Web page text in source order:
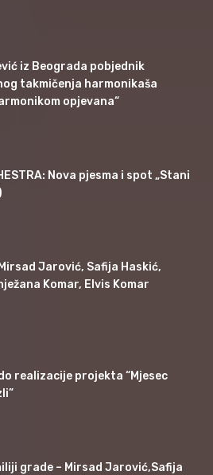
iz Beograda pobjednik
takmičenja harmonikaša
opjevana“
Nova pjesma i spot „Stani
Jarović, Safija Haskić,
Komar, Elvis Komar
realizacije projekta “Mjesec
grade – Mirsad Jarović,Safija